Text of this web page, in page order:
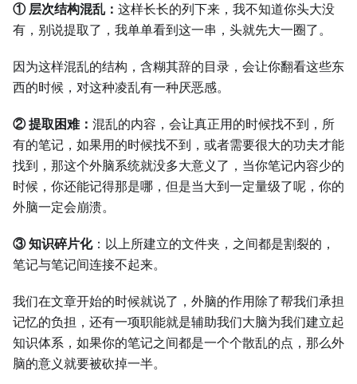
① 层次结构混乱： 这样长长的列下来，我不知道你头大没
有，别说提取了，我单单看到这一串，头就先大一圈了。
因为这样混乱的结构，含糊其辞的目录，会让你翻看这些东
西的时候，对这种凌乱有一种厌恶感。
② 提取困难： 混乱的内容，会让真正用的时候找不到，所
有的笔记，如果用的时候找不到，或者需要很大的功夫才能
找到，那这个外脑系统就没多大意义了，当你笔记内容少的
时候，你还能记得那是哪，但是当大到一定量级了呢，你的
外脑一定会崩溃。
③ 知识碎片化：以上所建立的文件夹，之间都是割裂的，
笔记与笔记间连接不起来。
我们在文章开始的时候就说了，外脑的作用除了帮我们承担
记忆的负担，还有一项职能就是辅助我们大脑为我们建立起
知识体系，如果你的笔记之间都是一个个散乱的点，那么外
脑的意义就要被砍掉一半。